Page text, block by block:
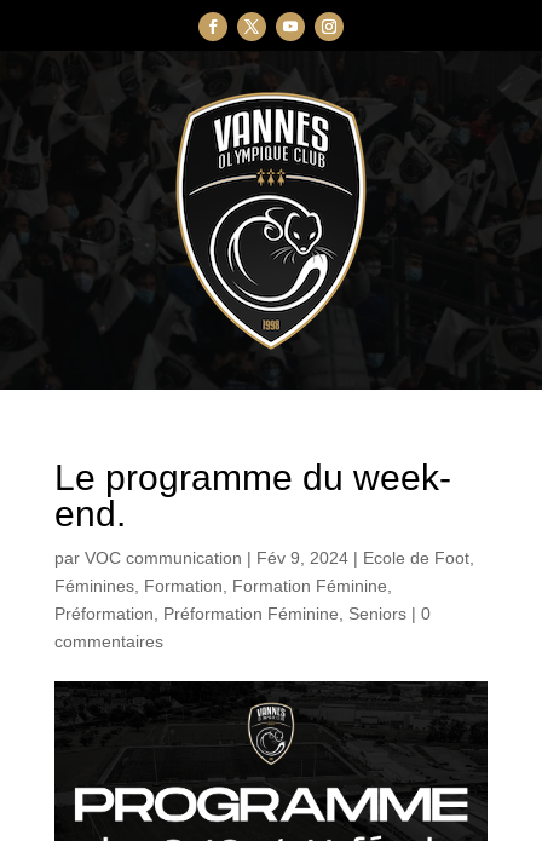
Le programme du week-
end.
par VOC communication | Fév 9, 2024| Ecole de Foot,
Féminines, Formation, Formation Féminine,
Préformation, Préformation Féminine, Seniors| 0
commentaires